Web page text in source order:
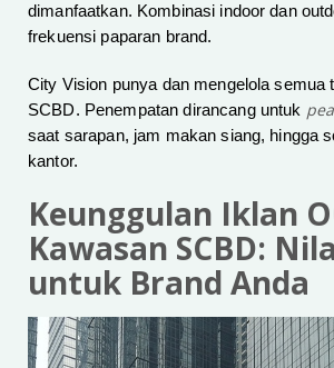
dimanfaatkan. Kombinasi indoor dan
frekuensi paparan brand.
City Vision punya dan mengelola semua
SCBD. Penempatan dirancang untuk
saat sarapan, jam makan siang, hingga
kantor.
Keunggulan Iklan
Kawasan SCBD:
untuk Brand Anda